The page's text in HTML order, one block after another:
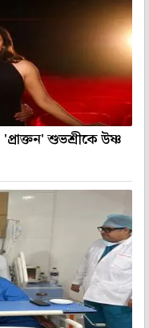
শুভশ্রীকে উষ্ণ